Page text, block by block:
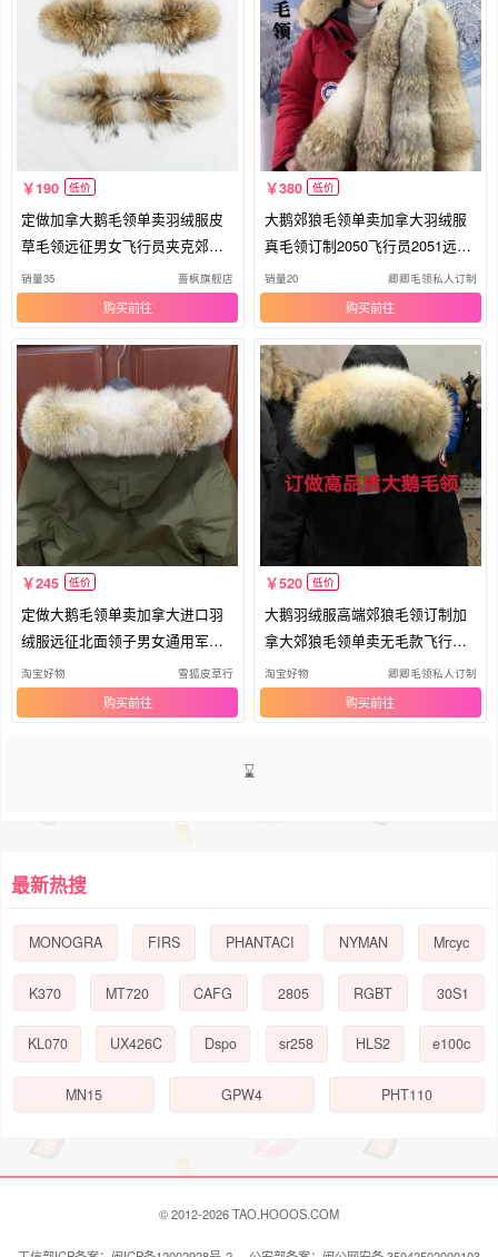
190 低价
定做加拿大鹅毛领单卖羽绒服皮
草毛领远征男女飞行员夹克郊狼
毛领
销量35 蔷枫旗舰店
购买
380 低价
大鹅郊狼毛领单卖加拿大羽绒服
真毛领订制2050飞行员2051远征
毛领
销量20 卿卿毛领私人订制
购买
245 低价
定做大鹅毛领单卖加拿大进口羽
绒服远征北面领子男女通用军版N
3B
淘宝好物 雪狐皮草行
购买
520 低价
大鹅羽绒服高端郊狼毛领订制加
拿大郊狼毛领单卖无毛款飞行员
远征
淘宝好物 卿卿毛领私人订制
购买
克大衣鸭绒连帽羽绒服外套 6660
1212元优惠券
Grandview短款羽绒服女外套 226
800元优惠券